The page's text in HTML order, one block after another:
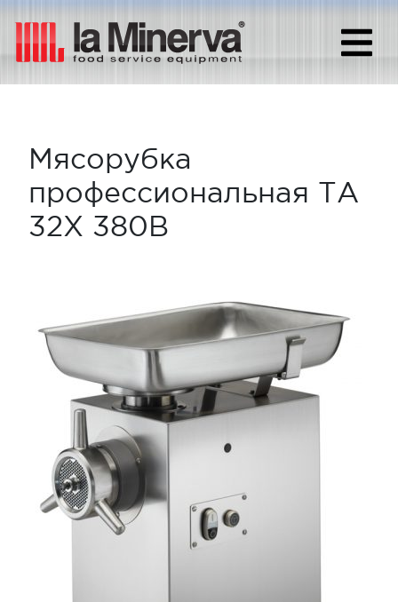
Мясорубка
профессиональная TA
32X 380В